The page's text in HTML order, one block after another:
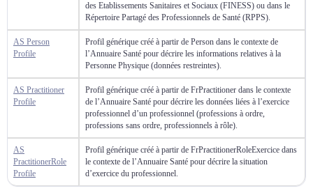
des Etablissements Sanitaires et Sociaux (FINESS) ou dans le
Répertoire Partagé des Professionnels de Santé (RPPS).
AS Person
Profile
Profil générique créé à partir de Person dans le contexte de
l’Annuaire Santé pour décrire les informations relatives à la
Personne Physique (données restreintes).
AS Practitioner
Profile
Profil générique créé à partir de FrPractitioner dans le contexte
de l’Annuaire Santé pour décrire les données liées à l’exercice
professionnel d’un professionnel (professions à ordre,
professions sans ordre, professionnels à rôle).
AS
PractitionerRole
Profile
Profil générique créé à partir de FrPractitionerRoleExercice dans
le contexte de l’Annuaire Santé pour décrire la situation
d’exercice du professionnel.